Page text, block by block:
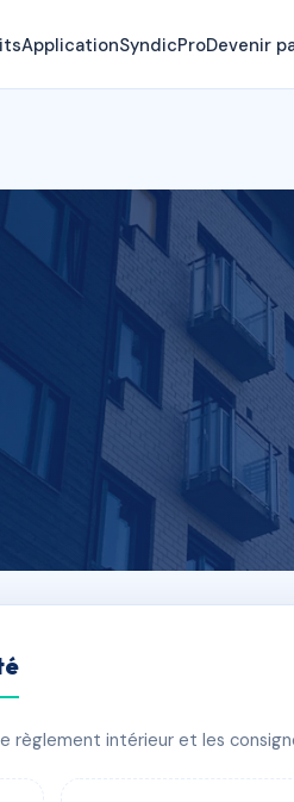
ApplicationSyndicProDevenir
intérieur et les